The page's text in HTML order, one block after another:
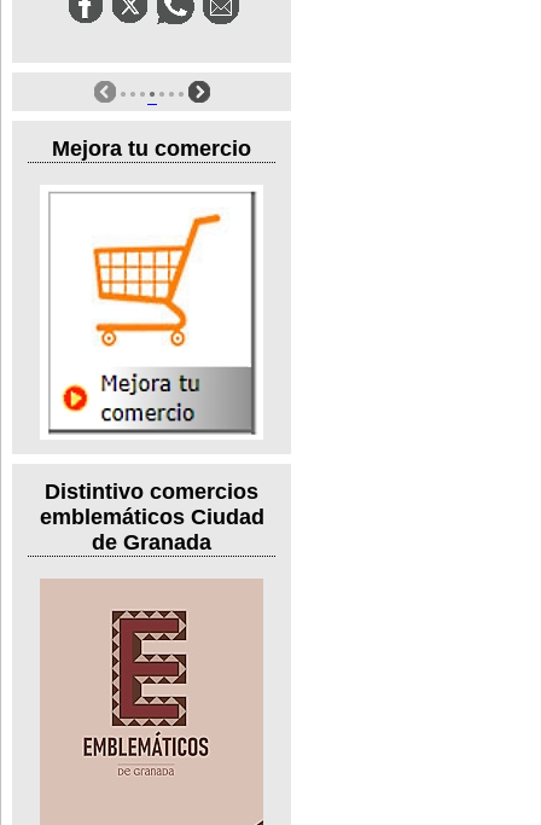
Mejora tu comercio
Distintivo comercios
emblemáticos Ciudad
de Granada